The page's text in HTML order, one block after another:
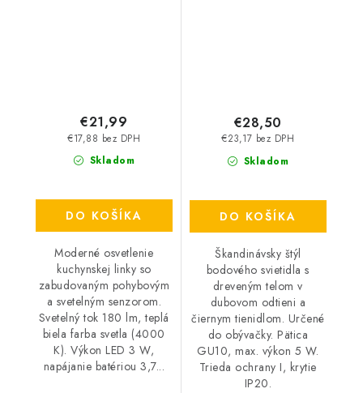
Skladom
€17,88 bez DPH
€21,99
DO KOŠÍKA
Moderné osvetlenie
kuchynskej linky so
zabudovaným pohybovým
a svetelným senzorom.
Svetelný tok 180 lm, teplá
biela farba svetla (4000
K). Výkon LED 3 W,
napájanie batériou 3,7...
Skladom
€23,17 bez DPH
€28,50
DO KOŠÍKA
Škandinávsky štýl
bodového svietidla s
dreveným telom v
dubovom odtieni a
čiernym tienidlom. Určené
do obývačky. Pätica
GU10, max. výkon 5 W.
Trieda ochrany I, krytie
IP20.